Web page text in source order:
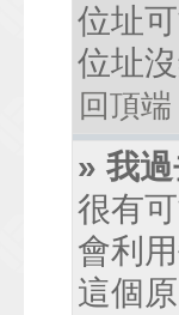
位址
位址
回頂端
» 我
很有
會利
這個